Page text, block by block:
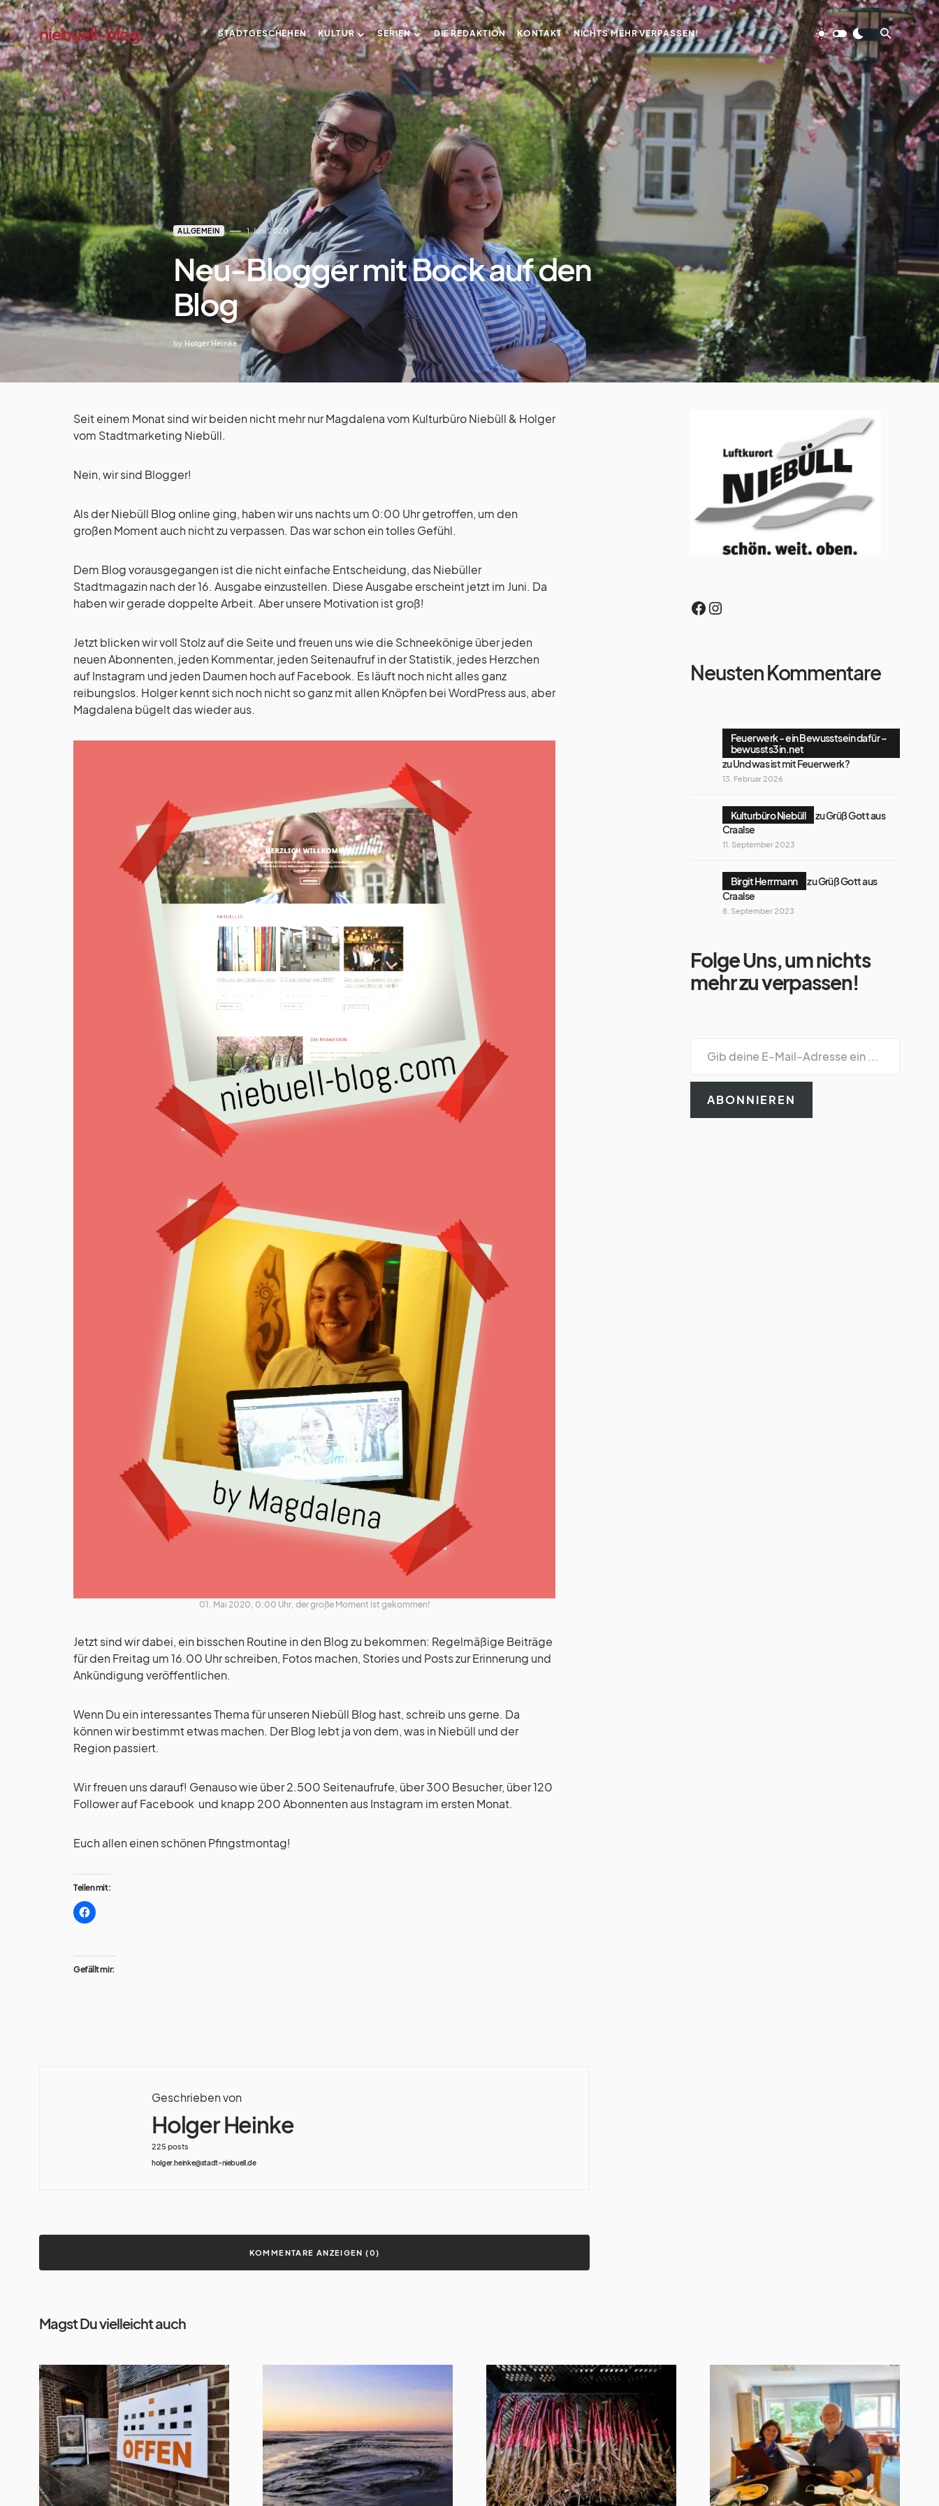
niebuell-blog STADTGESCHEHEN KULTUR SERIEN DIE REDAKTION KONTAKT NICHTS MEHR VERPASSEN!
dadadada
ALLGEMEIN 1. Juni 2020
Neu-Blogger mit Bock auf den
Blog
by Holger Heinke
Seit einem Monat sind wir beiden nicht mehr nur Magdalena vom Kulturbüro Niebüll & Holger
vom Stadtmarketing Niebüll.
Nein, wir sind Blogger!
Als der Niebüll Blog online ging, haben wir uns nachts um 0:00 Uhr getroffen, um den
großen Moment auch nicht zu verpassen. Das war schon ein tolles Gefühl.
Dem Blog vorausgegangen ist die nicht einfache Entscheidung, das Niebüller
Stadtmagazin nach der 16. Ausgabe einzustellen. Diese Ausgabe erscheint jetzt im Juni. Da
haben wir gerade doppelte Arbeit. Aber unsere Motivation ist groß!
Jetzt blicken wir voll Stolz auf die Seite und freuen uns wie die Schneekönige über jeden
neuen Abonnenten, jeden Kommentar, jeden Seitenaufruf in der Statistik, jedes Herzchen
auf Instagram und jeden Daumen hoch auf Facebook. Es läuft noch nicht alles ganz
reibungslos. Holger kennt sich noch nicht so ganz mit allen Knöpfen bei WordPress aus, aber
Magdalena bügelt das wieder aus.
01. Mai 2020, 0:00 Uhr, der große Moment ist gekommen!
Jetzt sind wir dabei, ein bisschen Routine in den Blog zu bekommen: Regelmäßige Beiträge
für den Freitag um 16.00 Uhr schreiben, Fotos machen, Stories und Posts zur Erinnerung und
Ankündigung veröffentlichen.
Wenn Du ein interessantes Thema für unseren Niebüll Blog hast, schreib uns gerne. Da
können wir bestimmt etwas machen. Der Blog lebt ja von dem, was in Niebüll und der
Region passiert.
Wir freuen uns darauf! Genauso wie über 2.500 Seitenaufrufe, über 300 Besucher, über 120
Follower auf Facebook und knapp 200 Abonnenten aus Instagram im ersten Monat.
Euch allen einen schönen Pfingstmontag!
Teilen mit:
Gefällt mir:
Geschrieben von
Holger Heinke
225 posts
holger.heinke@stadt-niebuell.de
KOMMENTARE ANZEIGEN (0)
Neusten Kommentare
Feuerwerk - ein Bewusstsein dafür ~
bewussts3in.net
zuUnd was ist mit Feuerwerk?
13. Februar 2026
Kulturbüro Niebüll zuGrüß Gott aus
Craalse
11. September 2023
Birgit Herrmann zuGrüß Gott aus
Craalse
8. September 2023
Folge Uns, um nichts
mehr zu verpassen!
ABONNIEREN
Magst Du vielleicht auch